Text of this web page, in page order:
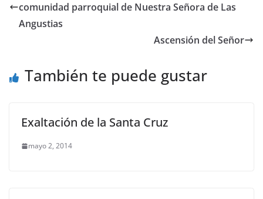
comunidad parroquial de Nuestra Señora de Las
Angustias
Ascensión del Señor
También te puede gustar
Exaltación de la Santa Cruz
mayo 2, 2014